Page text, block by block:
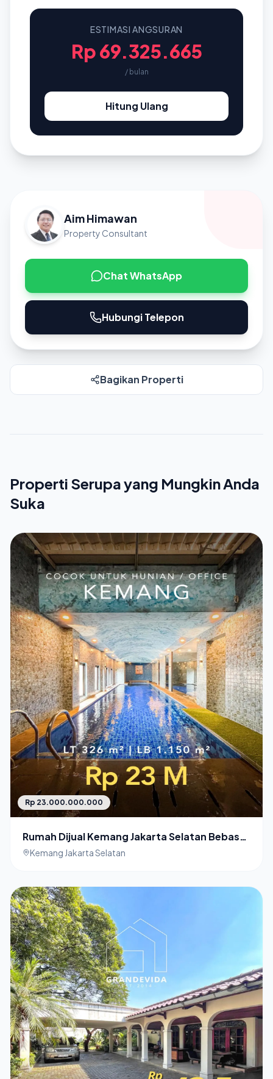
ESTIMASI ANGSURAN
Rp 69.325.665
/ bulan
Hitung Ulang
Aim Himawan
Property Consultant
Chat WhatsApp
Hubungi Telepon
Bagikan Properti
Properti Serupa yang Mungkin Anda
Suka
Rp 23.000.000.000
Rumah Dijual Kemang Jakarta Selatan Bebas
Banjir
Kemang Jakarta Selatan